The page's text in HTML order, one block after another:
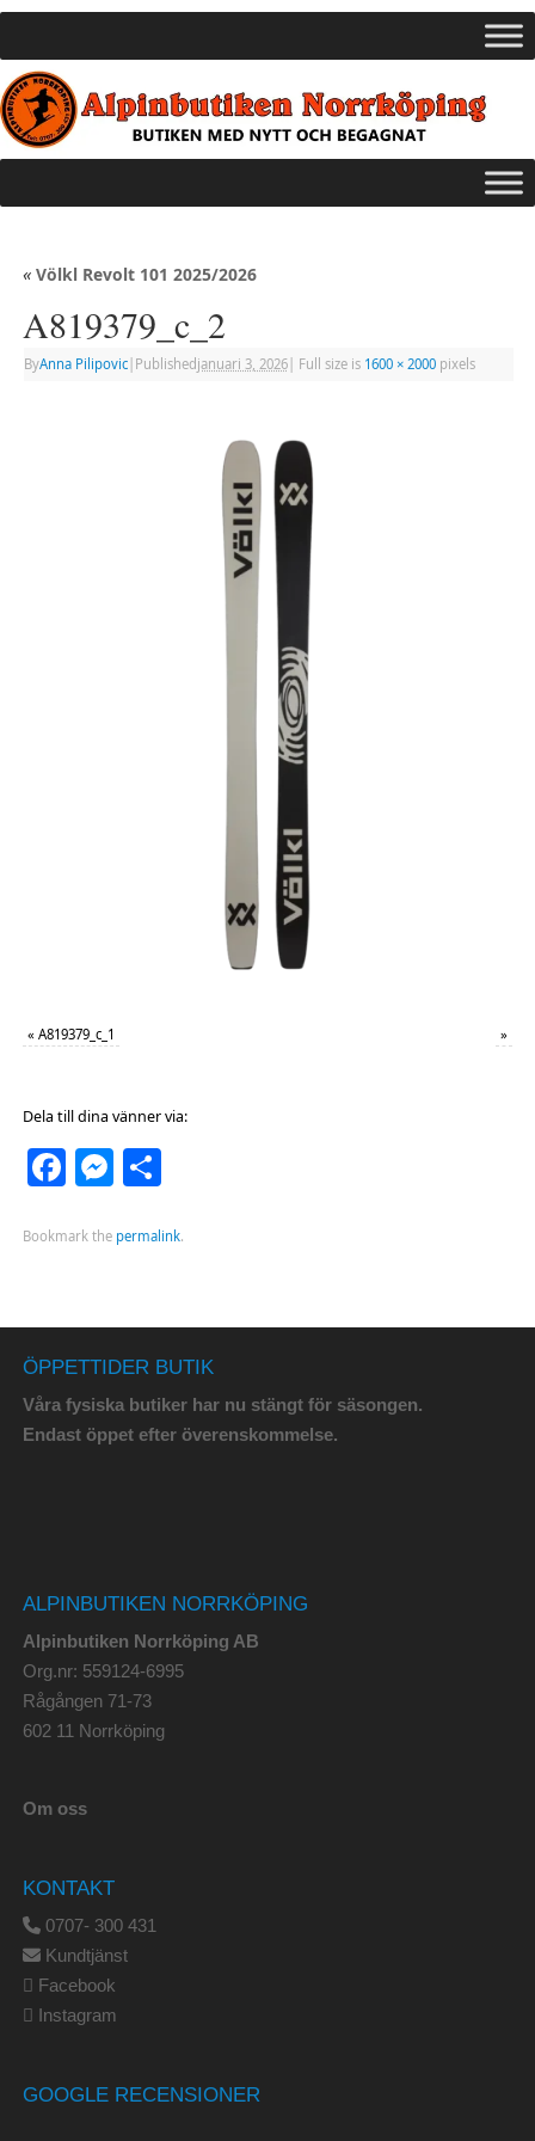
«Völkl Revolt 101 2025/2026
A819379_c_2
ByAnna Pilipovic| Published januari 3, 2026| Full size is 1600 × 2000pixels
« A819379_c_1 »
Dela till dina vänner via:
Facebook
Messenger
Dela
Bookmark the permalink.
ÖPPETTIDER BUTIK
Våra fysiska butiker har nu stängt för säsongen.
Endast öppet efter överenskommelse.
ALPINBUTIKEN NORRKÖPING
Alpinbutiken Norrköping AB
Org.nr: 559124-6995
Rågången 71-73
602 11 Norrköping
Om oss
KONTAKT
0707- 300 431
Kundtjänst
Facebook
Instagram
GOOGLE RECENSIONER